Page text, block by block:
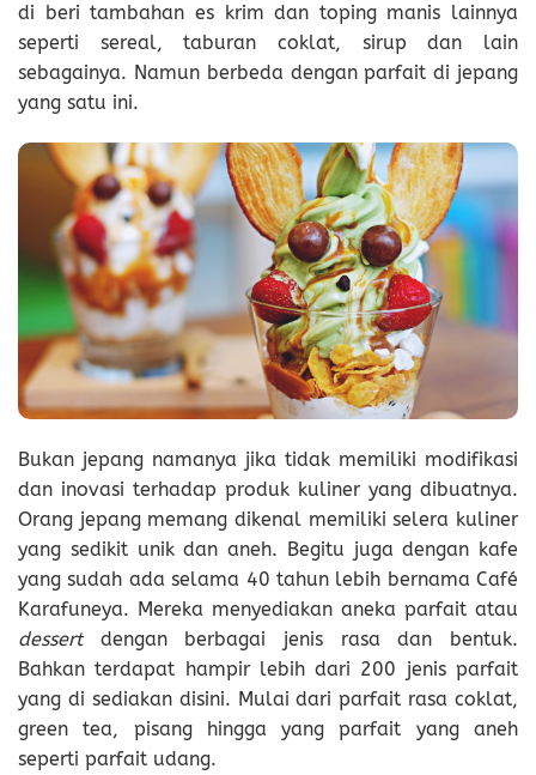
di beri tambahan es krim dan toping manis lainnya
seperti sereal, taburan coklat, sirup dan lain
sebagainya. Namun berbeda dengan parfait di jepang
yang satu ini.
Bukan jepang namanya jika tidak memiliki modifikasi
dan inovasi terhadap produk kuliner yang dibuatnya.
Orang jepang memang dikenal memiliki selera kuliner
yang sedikit unik dan aneh. Begitu juga dengan kafe
yang sudah ada selama 40 tahun lebih bernama Café
Karafuneya. Mereka menyediakan aneka parfait atau
dessertdengan berbagai jenis rasa dan bentuk.
Bahkan terdapat hampir lebih dari 200 jenis parfait
yang di sediakan disini. Mulai dari parfait rasa coklat,
green tea, pisang hingga yang parfait yang aneh
seperti parfait udang.